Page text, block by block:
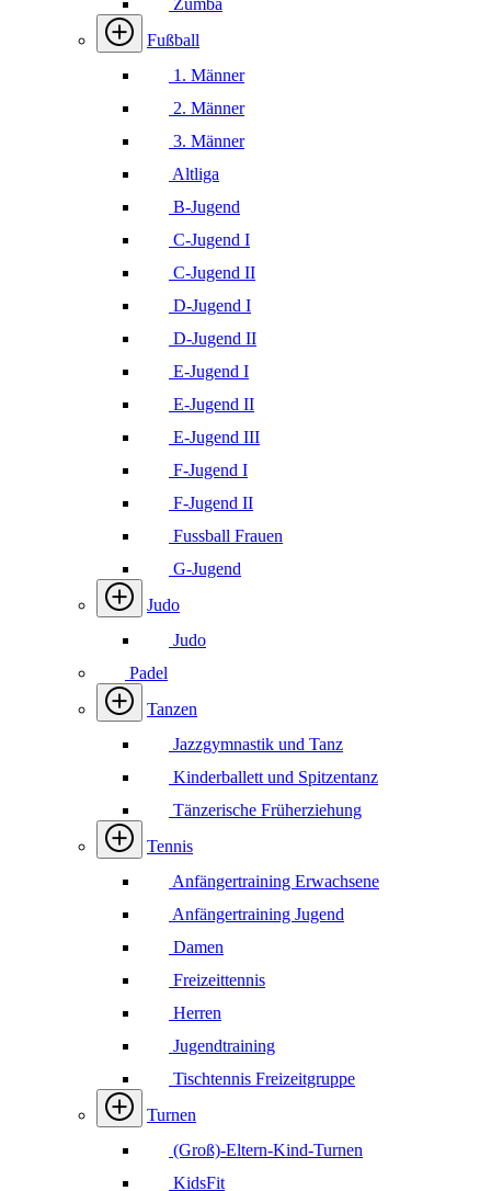
Zumba
Fußball
1. Männer
2. Männer
3. Männer
Altliga
B-Jugend
C-Jugend I
C-Jugend II
D-Jugend I
D-Jugend II
E-Jugend I
E-Jugend II
E-Jugend III
F-Jugend I
F-Jugend II
Fussball Frauen
G-Jugend
Judo
Judo
Padel
Tanzen
Jazzgymnastik und Tanz
Kinderballett und Spitzentanz
Tänzerische Früherziehung
Tennis
Anfängertraining Erwachsene
Anfängertraining Jugend
Damen
Freizeittennis
Herren
Jugendtraining
Tischtennis Freizeitgruppe
Turnen
(Groß)-Eltern-Kind-Turnen
KidsFit